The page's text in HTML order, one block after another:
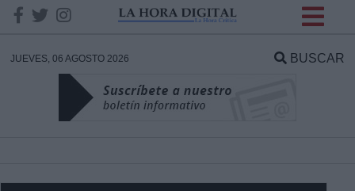
JUEVES, 06 AGOSTO 2026 BUSCAR
DATOS
Responsable: